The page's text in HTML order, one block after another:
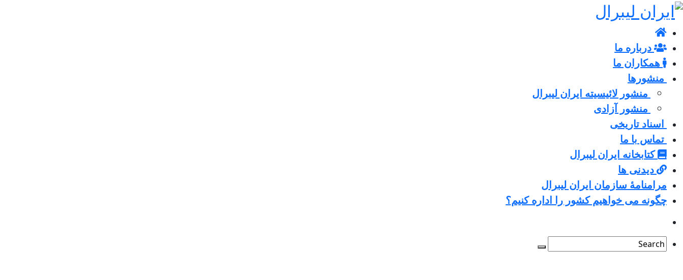
درباره ما
همکاران ما
منشورها
منشور لائیسیته ایران لیبرال
منشور آزادی
اسناد تاریخی
تماس با ما
کتابخانه ایران لیبرال
دیدنی ها
مرامنامۀ سازمان ایران لیبرال
چگونه می خواهیم کشور را اداره کنیم؟